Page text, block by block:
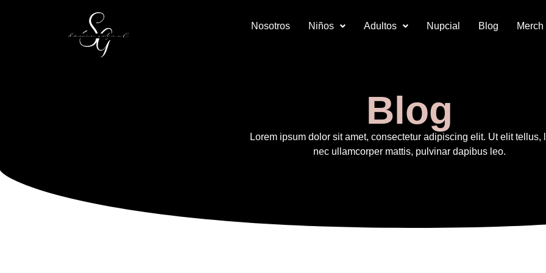
Nosotros Niños Adultos Nupcial Blog Merch
Blog
Lorem ipsum dolor sit amet, consectetur adipiscing elit. Ut elit tellus,
nec ullamcorper mattis, pulvinar dapibus leo.